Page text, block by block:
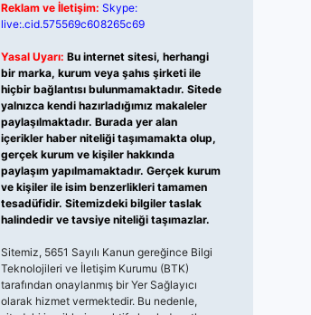
Reklam ve İletişim: Skype:
live:.cid.575569c608265c69
Yasal Uyarı: Bu internet sitesi, herhangi
bir marka, kurum veya şahıs şirketi ile
hiçbir bağlantısı bulunmamaktadır. Sitede
yalnızca kendi hazırladığımız makaleler
paylaşılmaktadır. Burada yer alan
içerikler haber niteliği taşımamakta olup,
gerçek kurum ve kişiler hakkında
paylaşım yapılmamaktadır. Gerçek kurum
ve kişiler ile isim benzerlikleri tamamen
tesadüfidir. Sitemizdeki bilgiler taslak
halindedir ve tavsiye niteliği taşımazlar.
Sitemiz, 5651 Sayılı Kanun gereğince Bilgi
Teknolojileri ve İletişim Kurumu (BTK)
tarafından onaylanmış bir Yer Sağlayıcı
olarak hizmet vermektedir. Bu nedenle,